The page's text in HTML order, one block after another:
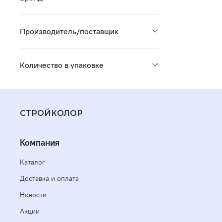
Производитель/поставщик
Количество в упаковке
СТРОЙКОЛОР
Компания
Каталог
Доставка и оплата
Новости
Акции